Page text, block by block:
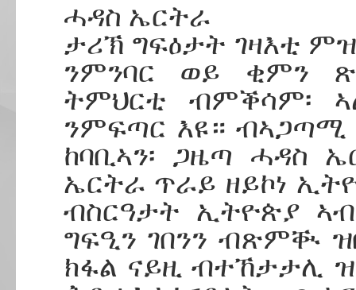
ሓዳስ ኤርትራ
ታሪኽ ግፍዕታት ገዛእቲ
ንምንባር ወይ ቂምን
ትምህርቲ ብምቕሳም፡
ንምፍጣር እዩ። ብኣጋጣሚ
ከባቢኣን፡ ጋዜጣ ሓዳስ
ኤርትራ ጥራይ ዘይኮነ
ብስርዓታት ኢትዮጵያ
ግፍዒን ገበንን ብጽምቚ
ክፋል ናይዚ ብተኸታታሊ